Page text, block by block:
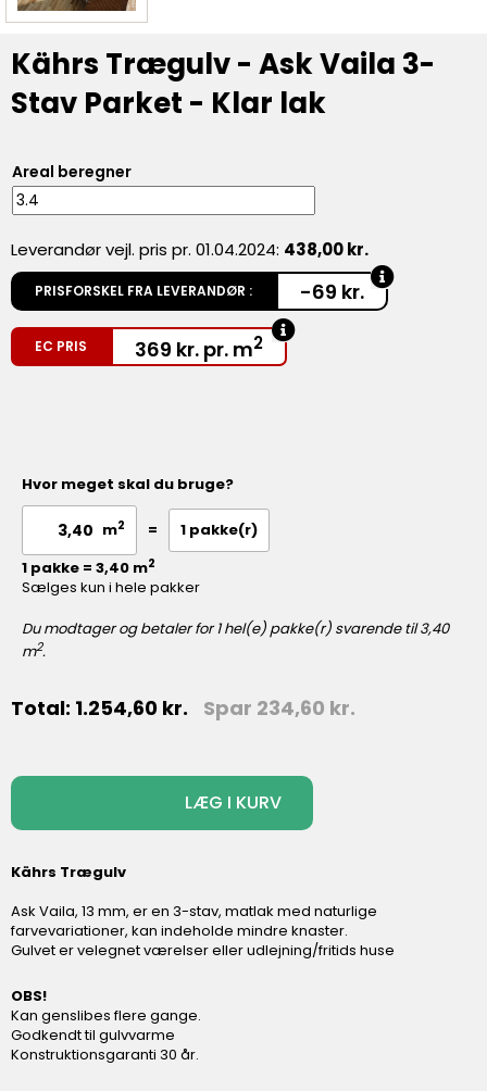
Kährs Trægulv - Ask Vaila 3-
Stav Parket - Klar lak
Areal beregner
Leverandør vejl. pris pr. 01.04.2024: 438,00 kr.
PRISFORSKEL FRA LEVERANDØR : -69 kr.
EC PRIS 369 kr. pr. m2
Hvor meget skal du bruge?
m2 = 1 pakke(r)
1 pakke = 3,40 m2
Sælges kun i hele pakker
Du modtager og betaler for1hel(e) pakke(r) svarende til3,40
m2.
Total: 1.254,60 kr. Spar 234,60 kr.
LÆG I KURV
Kährs Trægulv
Ask Vaila, 13 mm, er en 3-stav, matlak med naturlige
farvevariationer, kan indeholde mindre knaster.
Gulvet er velegnet værelser eller udlejning/fritids huse
OBS!
Kan genslibes flere gange.
Godkendt til gulvvarme
Konstruktionsgaranti 30 år.